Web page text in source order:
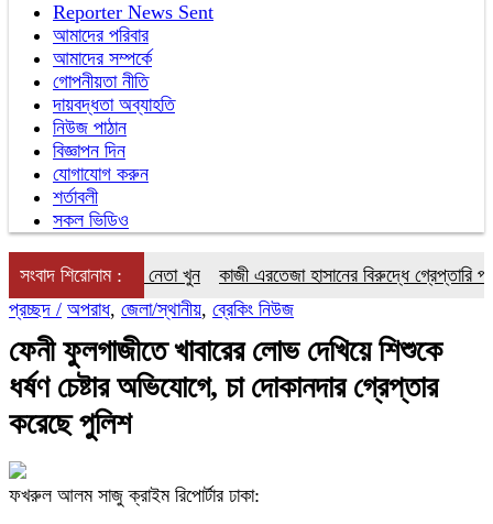
Reporter News Sent
আমাদের পরিবার
আমাদের সম্পর্কে
গোপনীয়তা নীতি
দায়বদ্ধতা অব্যাহতি
নিউজ পাঠান
বিজ্ঞাপন দিন
যোগাযোগ করুন
শর্তাবলী
সকল ভিডিও
সংবাদ শিরোনাম :
বিরোধে যুবলীগ নেতা খুন
কাজী এরতেজা হাসানের বিরুদ্ধে গ্রেপ্তারি পরোয়ানা
প্রচ্ছদ / অপরাধ, জেলা/স্থানীয়, ব্রেকিং নিউজ
ফেনী ফুলগাজীতে খাবারের লোভ দেখিয়ে শিশুকে
ধর্ষণ চেষ্টার অভিযোগে, চা দোকানদার গ্রেপ্তার
করেছে পুলিশ
ফখরুল আলম সাজু ক্রাইম রিপোর্টার ঢাকা: